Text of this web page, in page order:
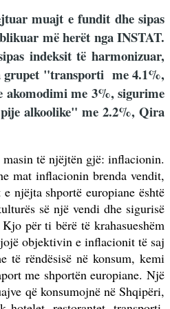
muajt e fundit dhe sipas
më herët nga INSTAT.
indeksit të harmonizuar,
grupet "transporti me 4.1%,
akomodimi me 3%, sigurime
alkoolike" me 2.2%, Qira
të njëjtën gjë: inflacionin.
mat inflacionin brenda vendit,
njëjta shportë europiane është
së një vendi dhe sigurisë
për ti bërë të krahasueshëm
objektivin e inflacionit të saj
të rëndësisë në konsum, kemi
me shportën europiane. Një
që konsumojnë në Shqipëri,